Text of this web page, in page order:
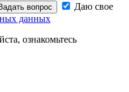
вопрос
Даю свое
данных
ознакомьтесь